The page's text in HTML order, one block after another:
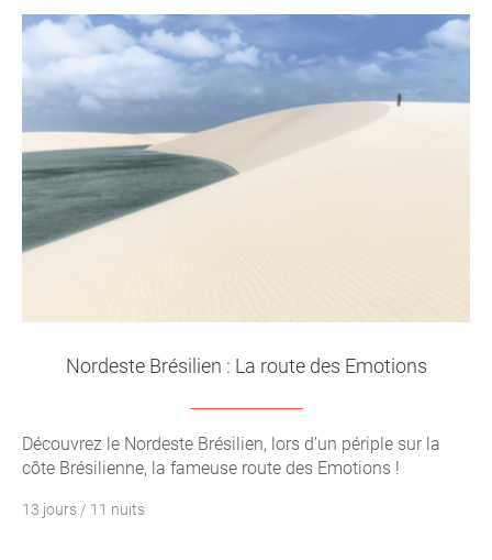
Nordeste Brésilien : La route des Emotions
Découvrez le Nordeste Brésilien, lors d’un périple sur la
côte Brésilienne, la fameuse route des Emotions !
13 jours / 11 nuits